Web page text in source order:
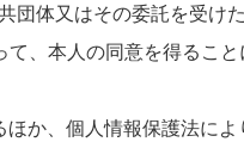
団体又はその委託を受け
て、本人の同意を得るこ
か、個人情報保護法によ